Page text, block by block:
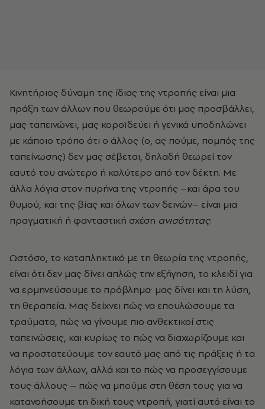
Κινητήριος δύναμη της ίδιας της ντροπής είναι μια
πράξη των άλλων που θεωρούμε ότι μας προσβάλλει,
μας ταπεινώνει, μας κοροϊδεύει ή γενικά υποδηλώνει
με κάποιο τρόπο ότι ο άλλος (ο, ας πούμε, πομπός της
ταπείνωσης) δεν μας σέβεται, δηλαδή θεωρεί τον
εαυτό του ανώτερο ή καλύτερο από τον δέκτη. Με
άλλα λόγια στον πυρήνα της ντροπής –και άρα του
θυμού, και της βίας και όλων των δεινών– είναι μια
πραγματική ή φανταστική σχέση ανισότητας.
Ωστόσο, το καταπληκτικό με τη θεωρία της ντροπής,
είναι ότι δεν μας δίνει απλώς την εξήγηση, το κλειδί για
να ερμηνεύσουμε το πρόβλημα· μας δίνει και τη λύση,
τη θεραπεία. Μας δείχνει πώς να επουλώσουμε τα
τραύματα, πώς να γίνουμε πιο ανθεκτικοί στις
ταπεινώσεις, και κυρίως το πώς να διαχωρίζουμε και
να προστατεύουμε τον εαυτό μας από τις πράξεις ή τα
λόγια των άλλων, αλλά και το πώς να προσεγγίσουμε
τους άλλους – πώς να μπούμε στη θέση τους για να
κατανοήσουμε τη δική τους ντροπή, γιατί αυτό είναι το